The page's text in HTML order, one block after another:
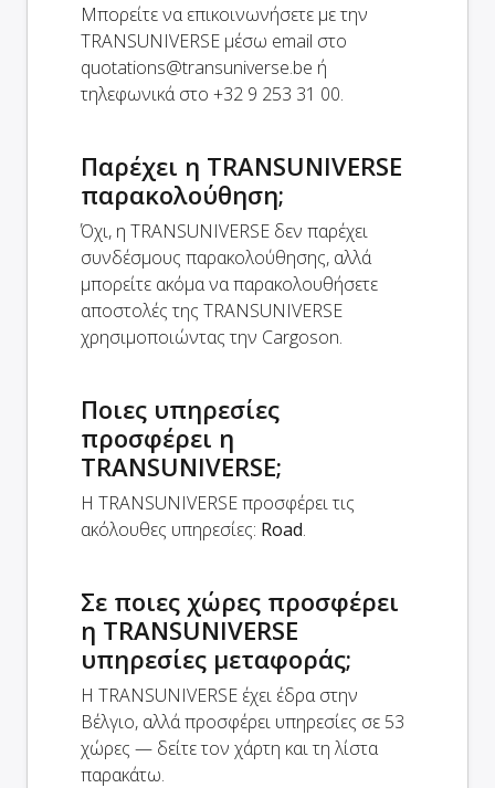
Μπορείτε να επικοινωνήσετε με την
TRANSUNIVERSE μέσω email στο
quotations@transuniverse.be ή
τηλεφωνικά στο +32 9 253 31 00.
Παρέχει η TRANSUNIVERSE
παρακολούθηση;
Όχι, η TRANSUNIVERSE δεν παρέχει
συνδέσμους παρακολούθησης, αλλά
μπορείτε ακόμα να παρακολουθήσετε
αποστολές της TRANSUNIVERSE
χρησιμοποιώντας την Cargoson.
Ποιες υπηρεσίες
προσφέρει η
TRANSUNIVERSE;
Η TRANSUNIVERSE προσφέρει τις
ακόλουθες υπηρεσίες: Road.
Σε ποιες χώρες προσφέρει
η TRANSUNIVERSE
υπηρεσίες μεταφοράς;
Η TRANSUNIVERSE έχει έδρα στην
Βέλγιο, αλλά προσφέρει υπηρεσίες σε 53
χώρες — δείτε τον χάρτη και τη λίστα
παρακάτω.